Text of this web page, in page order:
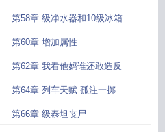
第58章 级净水器和10级冰箱
第60章 增加属性
第62章 我看他妈谁还敢造反
第64章 列车天赋 孤注一掷
第66章 级泰坦丧尸